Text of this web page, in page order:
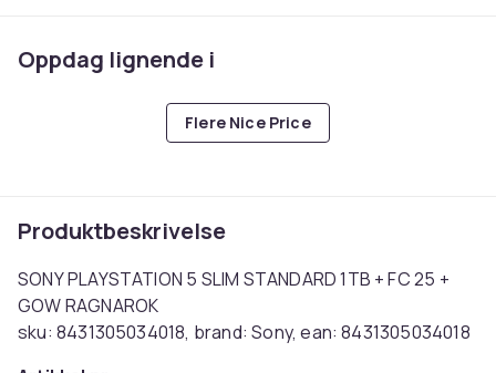
Oppdag lignende i
Flere Nice Price
Produktbeskrivelse
SONY PLAYSTATION 5 SLIM STANDARD 1TB + FC 25 +
GOW RAGNAROK
sku: 8431305034018, brand: Sony, ean: 8431305034018